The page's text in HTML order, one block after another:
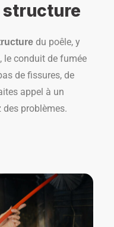
structure
du poêle, y
le conduit de fumée
de fissures, de
appel à un
problèmes.